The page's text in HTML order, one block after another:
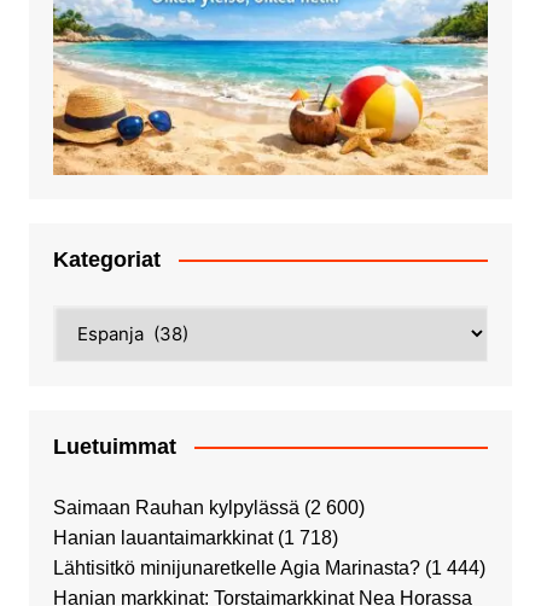
Kategoriat
Luetuimmat
Saimaan Rauhan kylpylässä (2 600)
Hanian lauantaimarkkinat (1 718)
Lähtisitkö minijunaretkelle Agia Marinasta? (1 444)
Hanian markkinat: Torstaimarkkinat Nea Horassa